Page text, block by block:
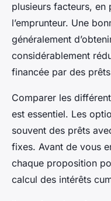
plusieurs facteurs,
l’emprunteur. Une
généralement
considérablement
financée par des
Comparer les
est essentiel. Les
souvent des prêts
fixes. Avant de vous
chaque proposition
calcul des intérêts